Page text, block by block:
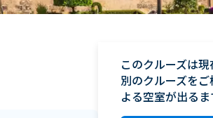
このクルーズは現
別のクルーズを
よる空室が出るま